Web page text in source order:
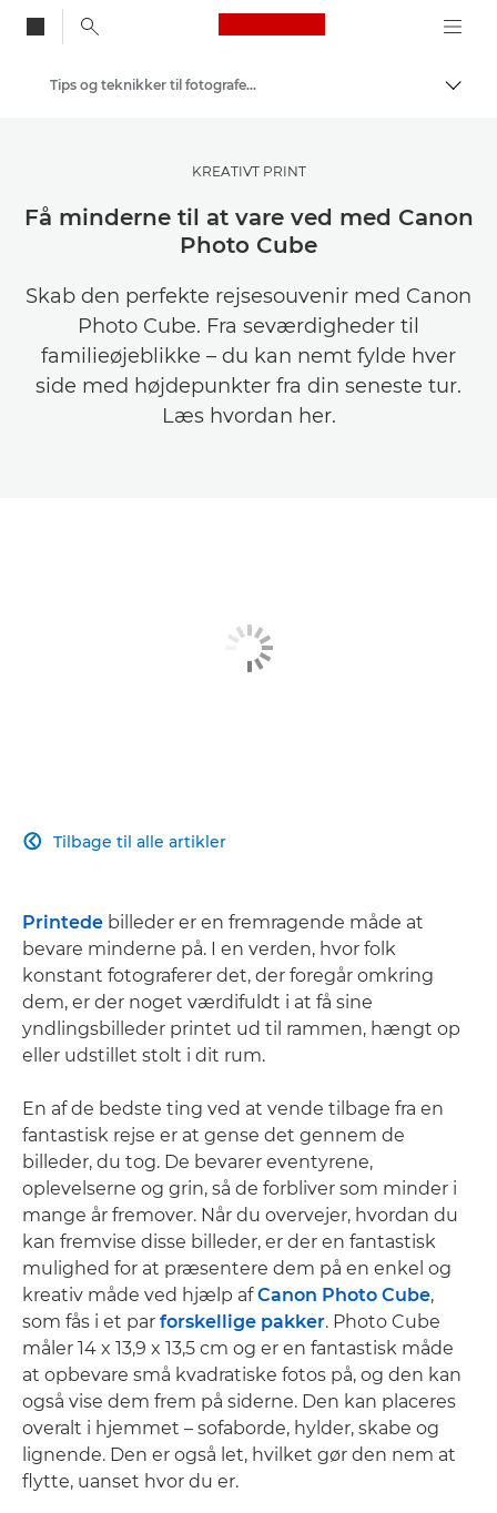
Canon Logo, back
Skift
Bliv inspireret | Tips til fotografering og print og købervejledninger
Tips og teknikker til fotografering og print
KREATIVT PRINT
Få minderne til at vare ved med Canon
Photo Cube
Skab den perfekte rejsesouvenir med Canon
Photo Cube. Fra seværdigheder til
familieøjeblikke – du kan nemt fylde hver
side med højdepunkter fra din seneste tur.
Læs hvordan her.
Tilbage til alle artikler

Printede billeder er en fremragende måde at
bevare minderne på. I en verden, hvor folk
konstant fotograferer det, der foregår omkring
dem, er der noget værdifuldt i at få sine
yndlingsbilleder printet ud til rammen, hængt op
eller udstillet stolt i dit rum.
En af de bedste ting ved at vende tilbage fra en
fantastisk rejse er at gense det gennem de
billeder, du tog. De bevarer eventyrene,
oplevelserne og grin, så de forbliver som minder i
mange år fremover. Når du overvejer, hvordan du
kan fremvise disse billeder, er der en fantastisk
mulighed for at præsentere dem på en enkel og
kreativ måde ved hjælp afCanon Photo Cube,
som fås i et par forskellige pakker. Photo Cube
måler 14 x 13,9 x 13,5 cm og er en fantastisk måde
at opbevare små kvadratiske fotos på, og den kan
også vise dem frem på siderne. Den kan placeres
overalt i hjemmet – sofaborde, hylder, skabe og
lignende. Den er også let, hvilket gør den nem at
flytte, uanset hvor du er.